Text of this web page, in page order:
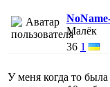
Малёк
36 1
У меня когда то